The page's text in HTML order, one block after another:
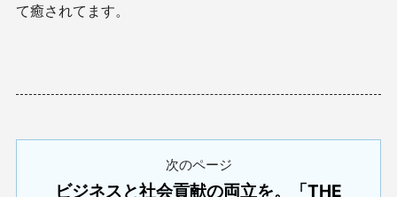
て癒されてます。
次のページ
ビジネスと社会貢献の両立を。「THE